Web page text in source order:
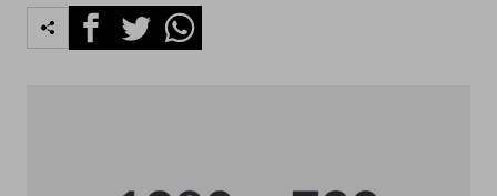
FacebookTwitterWhatsapp